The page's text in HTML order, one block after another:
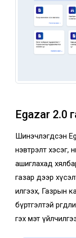
Egazar 2.0
Шинэчлэгдсэн
нэвтрэлт хэсэг,
ашиглахад
газар дээр
илгээх, Газрын
бүртгэлтэй
гэх мэт